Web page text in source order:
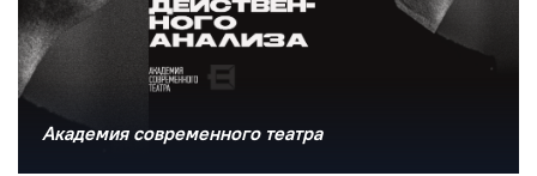
Академия современного театра